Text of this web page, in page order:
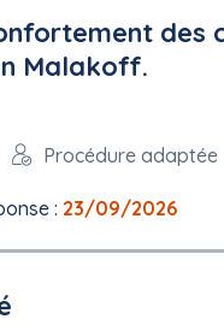
des
Malakoff.
Procédure adaptée
: 23/09/2026